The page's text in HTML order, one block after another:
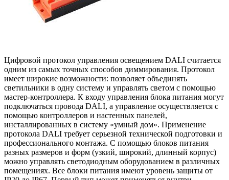
Цифровой протокол управления освещением DALI считается
одним из самых точных способов диммирования. Протокол
имеет широкие возможности: позволяет объединять
светильники в одну систему и управлять светом с помощью
мастер-контроллера. К входу управления блока питания могут
подключаться провода DALI, а управление осуществляется с
помощью контроллеров и настенных панелей,
инсталлированных в систему «умный дом». Применение
протокола DALI требует серьезной технической подготовки и
профессионального монтажа. С помощью блоков питания
разных размеров и форм (узкий, широкий, длинный корпус)
можно управлять светодиодным оборудованием в различных
помещениях. Все блоки питания имеют уровень защиты от